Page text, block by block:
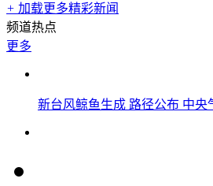
+ 加载更多精彩新闻
频道热点
更多
新台风鲸鱼生成 路径公布 中